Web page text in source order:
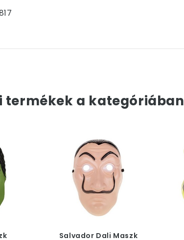
termékek a kategóriában
Salvador Dali Maszk